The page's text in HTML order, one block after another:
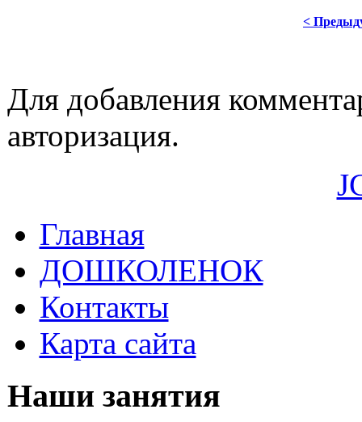
<
Для добавления
авторизация.
Главная
ДОШКОЛЕНОК
Контакты
Карта сайта
Наши занятия